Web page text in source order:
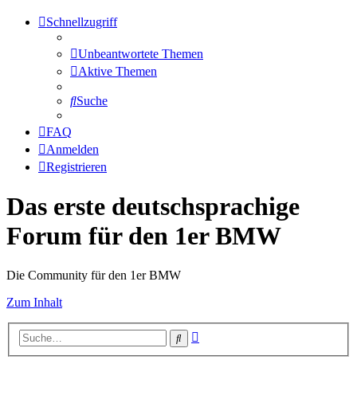
Schnellzugriff
Unbeantwortete Themen
Aktive Themen
Suche
FAQ
Anmelden
Registrieren
Das erste deutschsprachige
Forum für den 1er BMW
Die Community für den 1er BMW
Zum Inhalt
Suche